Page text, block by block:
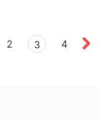
2 3 4